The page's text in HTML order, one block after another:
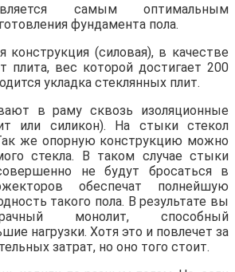
самым оптимальным
фундамента пола.
конструкция (силовая), в качестве
плита, вес которой достигает 200
укладка стеклянных плит.
в раму сквозь изоляционные
или силикон). На стыки стекол
же опорную конструкцию можно
стекла. В таком случае стыки
не будут бросаться в
обеспечат полнейшую
такого пола. В результате вы
монолит, способный
нагрузки. Хотя это и повлечет за
затрат, но оно того стоит.